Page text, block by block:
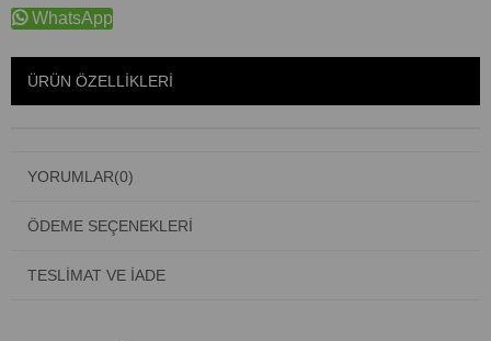
WhatsApp
ÜRÜN ÖZELLIKLERI
YORUMLAR(0)
ÖDEME SEÇENEKLERI
TESLIMAT VE İADE